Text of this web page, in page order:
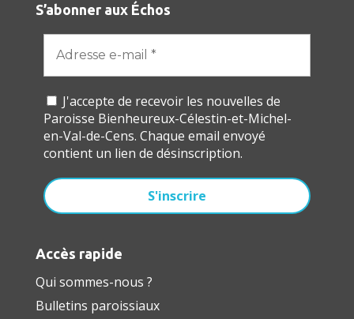
S’abonner aux Échos
J'accepte de recevoir les nouvelles de
Paroisse Bienheureux-Célestin-et-Michel-
en-Val-de-Cens. Chaque email envoyé
contient un lien de désinscription.
Accès rapide
Qui sommes-nous ?
Bulletins paroissiaux